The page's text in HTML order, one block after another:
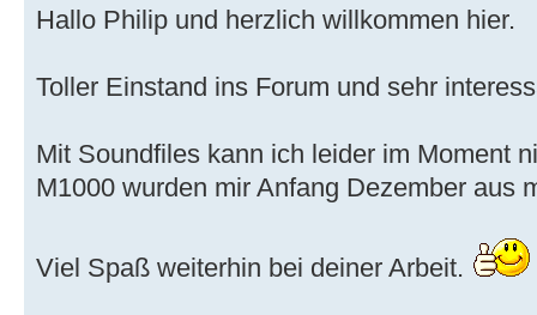
Hallo Philip und herzlich willkommen hier.
Toller Einstand ins Forum und sehr
Mit Soundfiles kann ich leider im Moment
M1000 wurden mir Anfang Dezember aus
Viel Spaß weiterhin bei deiner Arbeit.